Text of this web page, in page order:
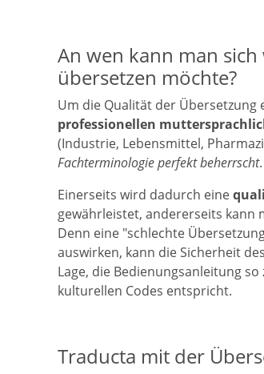
An wen kann man
übersetzen möchte?
Um die Qualität der Übersetzung
professionellen
(Industrie, Lebensmittel,
Fachterminologie perfekt beherrscht.
Einerseits wird dadurch eine
gewährleistet, andererseits kann
Denn eine "schlechte
auswirken, kann die Sicherheit
Lage, die Bedienungsanleitung
kulturellen Codes entspricht.
Traducta mit der